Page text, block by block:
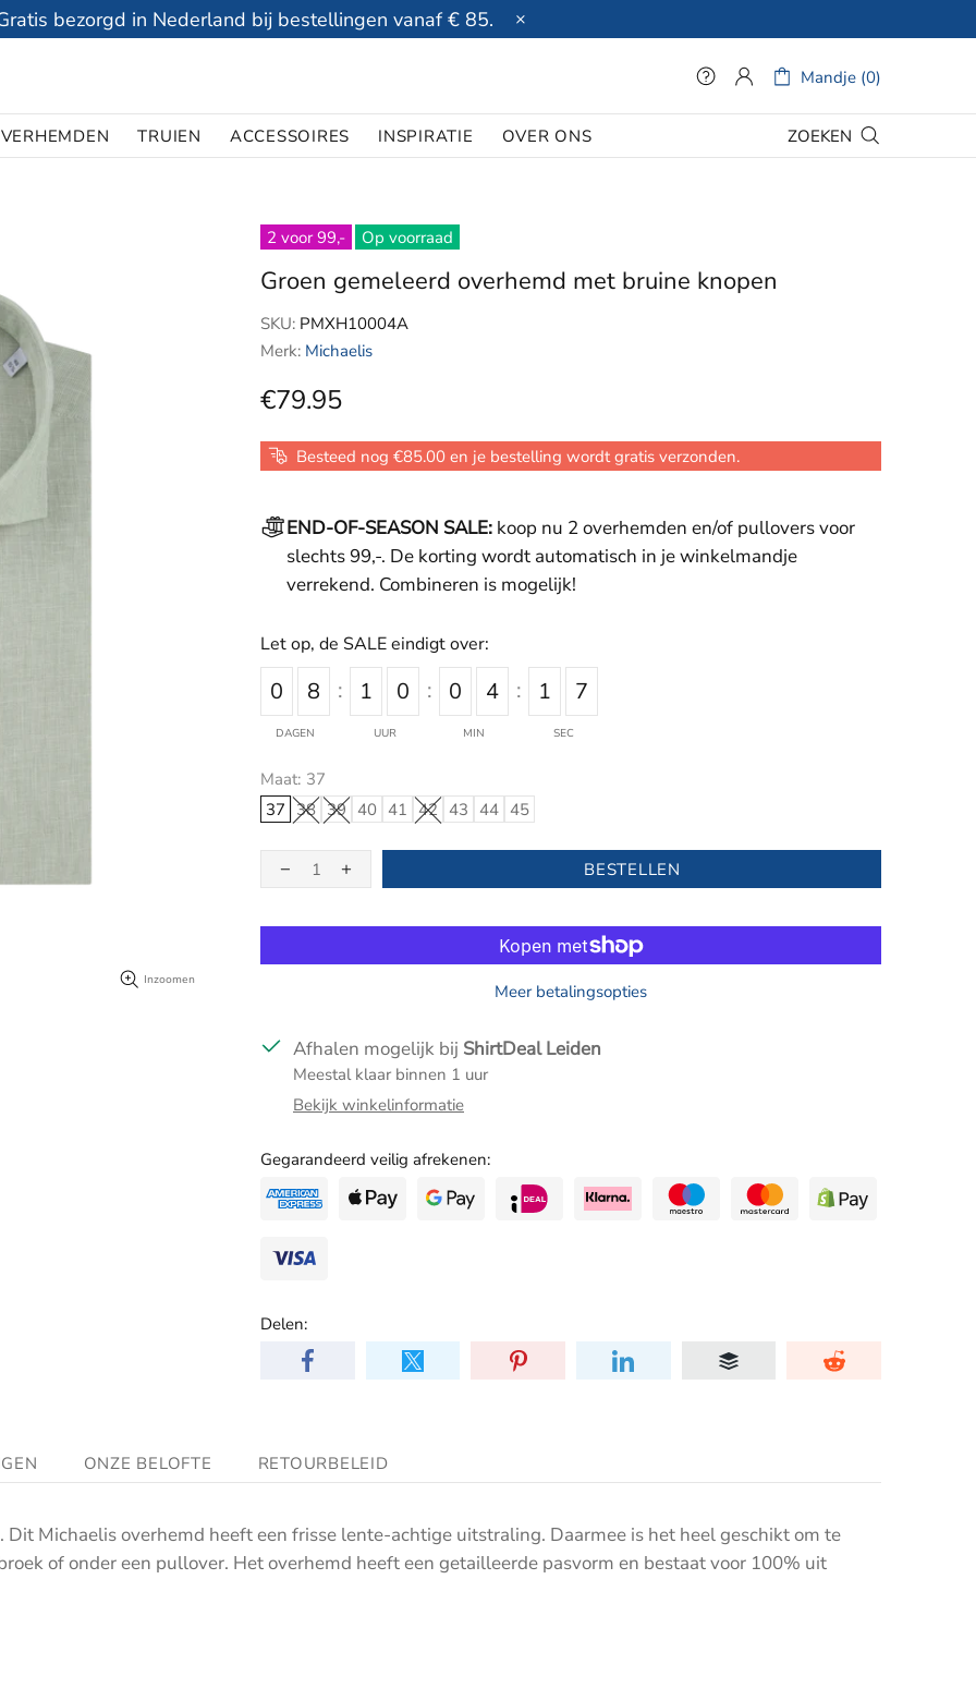
bezorgd in Nederland bij bestellingen vanaf € 85.
Mandje (0)
TRUIEN ACCESSOIRES INSPIRATIE OVER ONS ZOEKEN
Inzoomen
2 voor 99,- Op voorraad
Groen gemeleerd overhemd met bruine knopen
SKU: PMXH10004A
Merk: Michaelis
€79.95
Besteed nog €85.00 en je bestelling wordt gratis verzonden.
END-OF-SEASON SALE: koop nu 2 overhemden en/of pullovers voor
slechts 99,-. De korting wordt automatisch in je winkelmandje
verrekend. Combineren is mogelijk!
0 8
DAGEN
1 0
UUR
0 4
MIN
1 6
SEC
Let op, de SALE eindigt over:
Maat: 37
37 38 39 40 41 42 43 44 45
BESTELLEN
Meer betalingsopties
Afhalen mogelijk bij ShirtDeal Leiden
Meestal klaar binnen 1 uur
Bekijk winkelinformatie
Gegarandeerd veilig afrekenen:
Delen:
ONZE BELOFTE RETOURBELEID
Michaelis overhemd heeft een frisse lente-achtige uitstraling. Daarmee is het heel geschikt om te
of onder een pullover. Het overhemd heeft een getailleerde pasvorm en bestaat voor 100% uit